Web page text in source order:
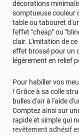
décorations
somptueuse couleur
table ou tabouret
l'effet "cheap" ou
clair. L'imitation de
effet brossé pour un
légèrement en relief
Pour habiller vos
! Grâce à sa colle
bulles d'air à l'aide
Comptez ainsi sur
rapide et simple qui
revêtement adhésif